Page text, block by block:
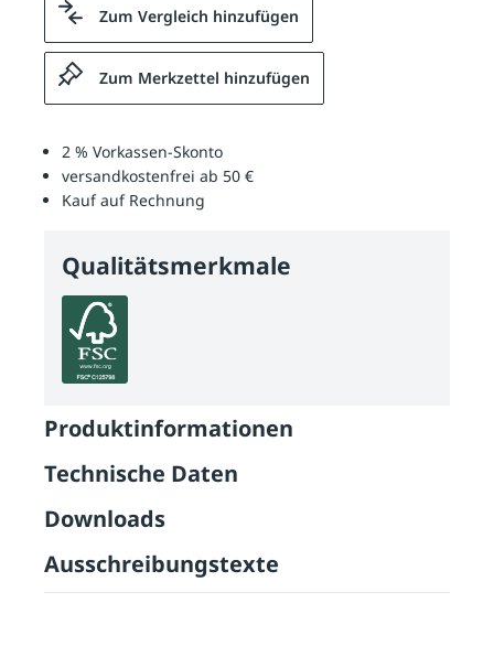
Zum Vergleich hinzufügen
Zum Merkzettel hinzufügen
2 % Vorkassen-Skonto
versandkostenfrei ab 50 €
Kauf auf Rechnung
Qualitätsmerkmale
Produktinformationen
Technische Daten
Downloads
Ausschreibungstexte